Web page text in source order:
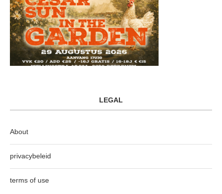
LEGAL
About
privacybeleid
terms of use